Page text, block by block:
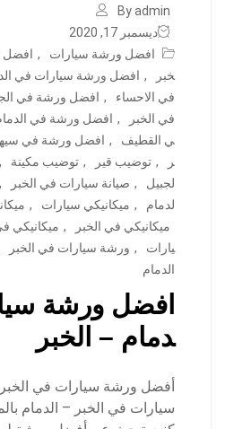
By admin
ديسمبر 17, 2020
افضل ورشة سيارات
, افضل
خبر
, افضل ورشة سيارات في
في الاحساء
, افضل ورشة في
في الخبر
, افضل ورشة في
ي القطيف
, افضل ورشة في
ر
, توضيب قير , توضيب مكينة ,
لجبيل
, صيانة سيارات في الخبر ,
لدمام
, ميكانيكي سيارات ,
ميكانيكي في الخبر
, ميكانيكي
يارات
, ورشة سيارات في الخبر
الدمام
افضل ورشة
دمام – الخبر
أفضل ورشة سيارات في
سيارات في الخبر – الدمام